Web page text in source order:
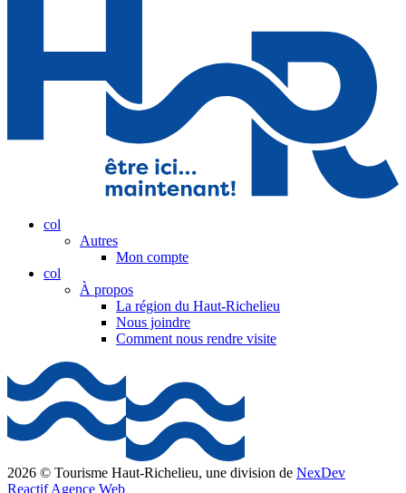
col
Autres
Mon compte
col
À propos
La région du Haut-Richelieu
Nous joindre
Comment nous rendre visite
2026 © Tourisme Haut-Richelieu, une division de NexDev
Reactif Agence Web